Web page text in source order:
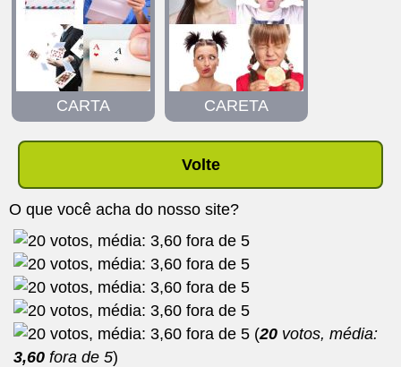
CARTA CARETA
Volte
O que você acha do nosso site?
(20 votos, média:
3,60 fora de 5)